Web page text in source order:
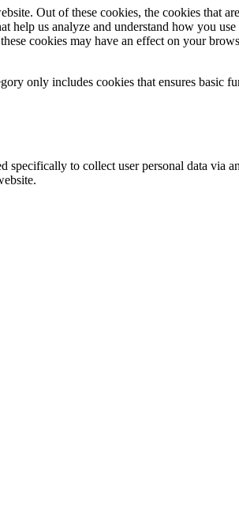
Out of these cookies, the cookies that
us analyze and understand how you
cookies may have an effect on your
only includes cookies that ensures basic
to collect user personal data via